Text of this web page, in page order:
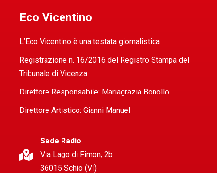
Eco Vicentino
L’Eco Vicentino è una testata giornalistica
Registrazione n. 16/2016 del Registro Stampa del
Tribunale di Vicenza
Direttore Responsabile: Mariagrazia Bonollo
Direttore Artistico: Gianni Manuel
Sede Radio
Via Lago di Fimon, 2b
36015 Schio (VI)